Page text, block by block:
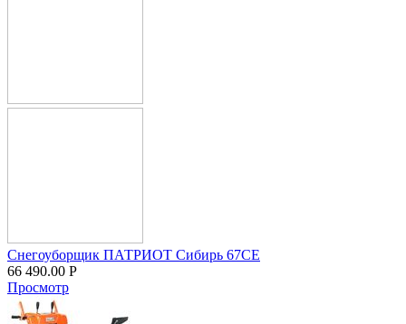
Снегоуборщик ПАТРИОТ Сибирь 67CЕ
66 490.00 Р
Просмотр